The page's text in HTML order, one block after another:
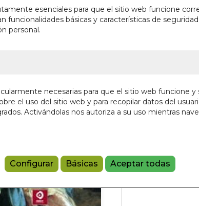
esenciales para que el sitio web funcione
funcionalidades básicas y características de
personal.
necesarias para que el sitio web funcione
el uso del sitio web y para recopilar datos del
Activándolas nos autoriza a su uso mientras
Configurar Básicas Aceptar todas
RIMAS
Añadir